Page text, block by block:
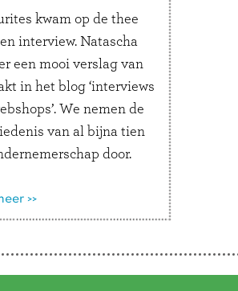
kwam op de thee
interview. Natascha
een mooi verslag van
in het blog ‘interviews
We nemen de
van al bijna tien
door.
we staan stil bij
van Gezinnig,
>>